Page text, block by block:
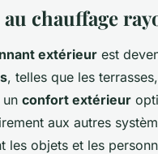
chauffage
extérieur est
, telles que les
confort extérieur
aux autres
les objets et les